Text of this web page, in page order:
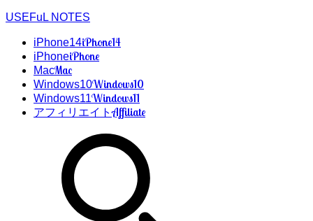
USEFuL NOTES
iPhone14iPhone14
iPhoneiPhone
MacMac
Windows10Windows10
Windows11Windows11
アフィリエイトAffiliate